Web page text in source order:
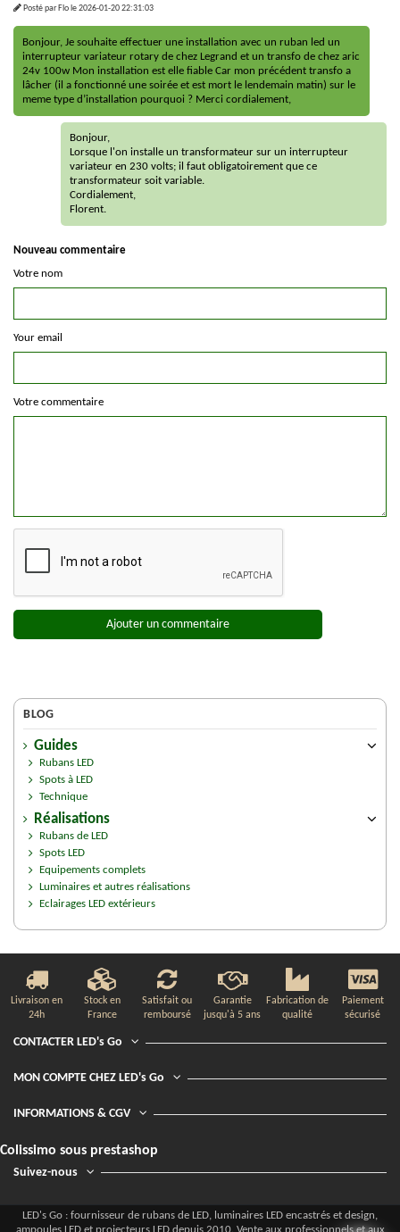
Posté parFlole2026-01-20 22:31:03
Bonjour, Je souhaite effectuer une installation avec un ruban led un
interrupteur variateur rotary de chez Legrand et un transfo de chez aric
24v 100w Mon installation est elle fiable Car mon précédent transfo a
lâcher (il a fonctionné une soirée et est mort le lendemain matin) sur le
meme type d’installation pourquoi ? Merci cordialement,
Bonjour,
Lorsque l'on installe un transformateur sur un interrupteur
variateur en 230 volts; il faut obligatoirement que ce
transformateur soit variable.
Cordialement,
Florent.
Nouveau commentaire
Votre nom
Your email
Votre commentaire
Ajouter un commentaire
BLOG
Guides
Rubans LED
Spots à LED
Technique
Réalisations
Rubans de LED
Spots LED
Equipements complets
Luminaires et autres réalisations
Eclairages LED extérieurs
Livraison en
24h
Stock en
France
Satisfait ou
remboursé
Garantie
jusqu'à 5 ans
Fabrication de
qualité
Paiement
sécurisé
CONTACTER LED's Go
MON COMPTE CHEZ LED's Go
INFORMATIONS & CGV
Colissimo sous prestashop
Suivez-nous
LED's Go : fournisseur de rubans de LED, luminaires LED encastrés et design,